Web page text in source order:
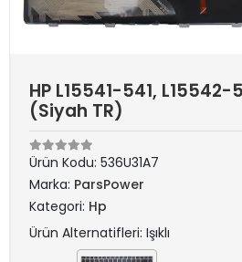
HP L15541-541, L15542-
(Siyah TR)
Ürün Kodu: 536U31A7
Marka: ParsPower
Kategori: Hp
Ürün Alternatifleri: Işıklı